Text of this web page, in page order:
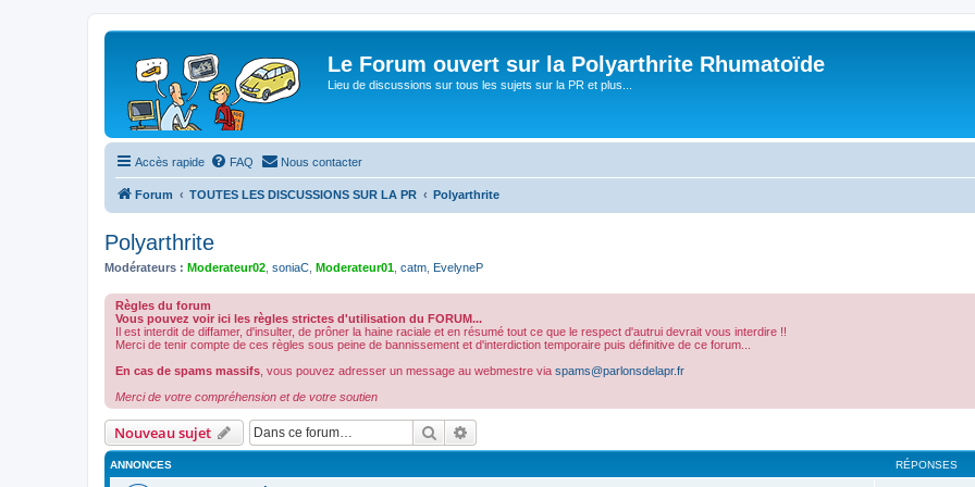
Le Forum ouvert sur la Polyarthrite Rhumatoïde
Lieu de discussions sur tous les sujets sur la PR et plus...
Accès rapide FAQ Nous contacter
Forum TOUTES LES DISCUSSIONS SUR LA PR Polyarthrite
Polyarthrite
Modérateurs : Moderateur02 soniaC Moderateur01 catm EvelyneP
Règles du forum
Vous pouvez voir ici les règles strictes d'utilisation du FORUM...
Il est interdit de diffamer, d'insulter, de prôner la haine raciale et en résumé tout ce que le respect d'autrui devrait vous interdire !!
Merci de tenir compte de ces règles sous peine de bannissement et d'interdiction temporaire puis définitive de ce forum...
En cas de spams massifs , vous pouvez adresser un message au webmestre via spams@parlonsdelapr.fr
Merci de votre compréhension et de votre soutien
Nouveau sujet Rechercher
ANNONCES RÉPONSES